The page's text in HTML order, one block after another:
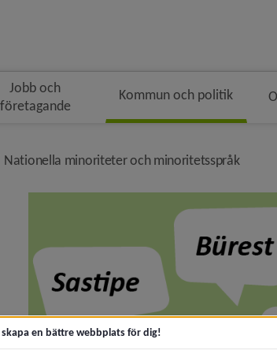
Jobb och
företagande
Kommun och politik
i brödsmulenavigeringen
Nationella minoriteter och minoritetsspråknivå i
för Kommunfakta
för Kommunens organisation
en bättre webbplats för dig!